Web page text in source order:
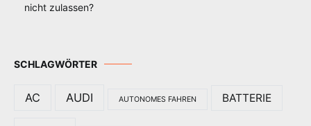
nicht zulassen?
SCHLAGWÖRTER
AC AUDI AUTONOMES FAHREN BATTERIE